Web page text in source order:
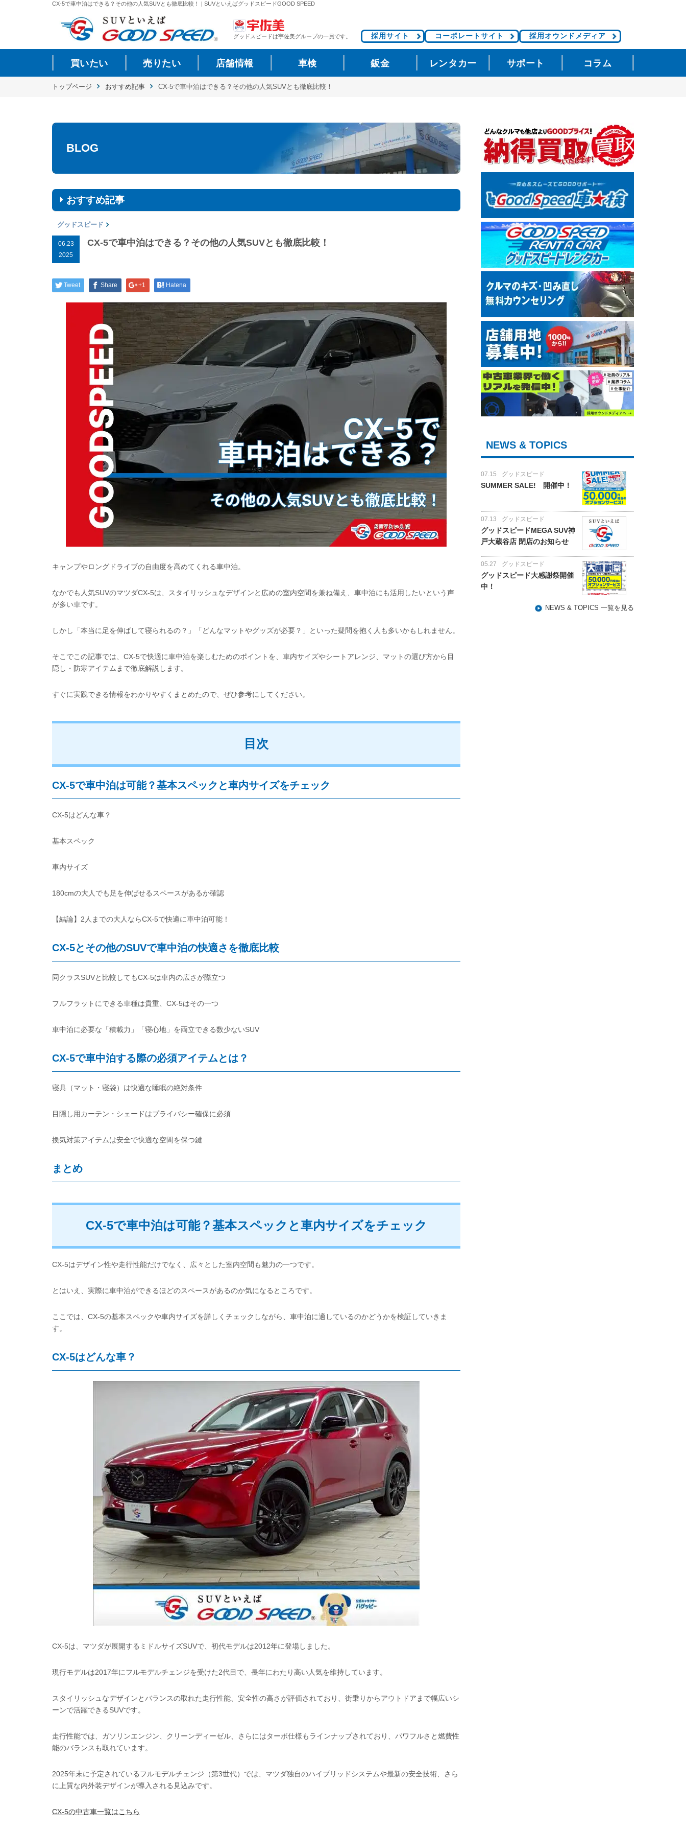
CX-5で車中泊はできる？その他の人気SUVとも徹底比較！ | SUVといえばグッドスピードGOOD SPEED
グッドスピードは宇佐美グループの一員です。 採用サイト コーポレートサイト 採用オウンドメディア
買いたい 売りたい 店舗情報 車検 鈑金 レンタカー サポート コラム
トップページ おすすめ記事 CX-5で車中泊はできる？その他の人気SUVとも徹底比較！
BLOG
おすすめ記事
グッドスピード
06.23
2025
CX-5で車中泊はできる？その他の人気SUVとも徹底比較！
Tweet Share +1 Hatena
キャンプやロングドライブの自由度を高めてくれる車中泊。
なかでも人気SUVのマツダCX-5は、スタイリッシュなデザインと広めの室内空間を兼ね備え、車中泊にも活用したいという声
が多い車です。
しかし「本当に足を伸ばして寝られるの？」「どんなマットやグッズが必要？」といった疑問を抱く人も多いかもしれません。
そこでこの記事では、CX-5で快適に車中泊を楽しむためのポイントを、車内サイズやシートアレンジ、マットの選び方から目
隠し・防寒アイテムまで徹底解説します。
すぐに実践できる情報をわかりやすくまとめたので、ぜひ参考にしてください。
目次
CX-5で車中泊は可能？基本スペックと車内サイズをチェック
CX-5はどんな車？
基本スペック
車内サイズ
180cmの大人でも足を伸ばせるスペースがあるか確認
【結論】2人までの大人ならCX-5で快適に車中泊可能！
CX-5とその他のSUVで車中泊の快適さを徹底比較
同クラスSUVと比較してもCX-5は車内の広さが際立つ
フルフラットにできる車種は貴重、CX-5はその一つ
車中泊に必要な「積載力」「寝心地」を両立できる数少ないSUV
CX-5で車中泊する際の必須アイテムとは？
寝具（マット・寝袋）は快適な睡眠の絶対条件
目隠し用カーテン・シェードはプライバシー確保に必須
換気対策アイテムは安全で快適な空間を保つ鍵
まとめ
CX-5で車中泊は可能？基本スペックと車内サイズをチェック
CX-5はデザイン性や走行性能だけでなく、広々とした室内空間も魅力の一つです。
とはいえ、実際に車中泊ができるほどのスペースがあるのか気になるところです。
ここでは、CX-5の基本スペックや車内サイズを詳しくチェックしながら、車中泊に適しているのかどうかを検証していきま
す。
CX-5はどんな車？
CX-5は、マツダが展開するミドルサイズSUVで、初代モデルは2012年に登場しました。
現行モデルは2017年にフルモデルチェンジを受けた2代目で、長年にわたり高い人気を維持しています。
スタイリッシュなデザインとバランスの取れた走行性能、安全性の高さが評価されており、街乗りからアウトドアまで幅広いシ
ーンで活躍できるSUVです。
走行性能では、ガソリンエンジン、クリーンディーゼル、さらにはターボ仕様もラインナップされており、パワフルさと燃費性
能のバランスも取れています。
2025年末に予定されているフルモデルチェンジ（第3世代）では、マツダ独自のハイブリッドシステムや最新の安全技術、さら
に上質な内外装デザインが導入される見込みです。
CX-5の中古車一覧はこちら
NEWS & TOPICS
07.15 グッドスピード
SUMMER SALE! 開催中！
07.13 グッドスピード
グッドスピードMEGA SUV神
戸大蔵谷店 閉店のお知らせ
05.27 グッドスピード
グッドスピード大感謝祭開催
中！
NEWS & TOPICS 一覧を見る